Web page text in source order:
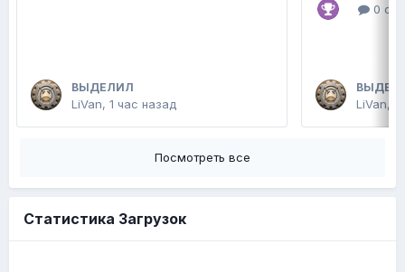
ВЫДЕЛИЛ
LiVan, 1 час назад
0
LiVan,
Посмотреть все
Статистика Загрузок